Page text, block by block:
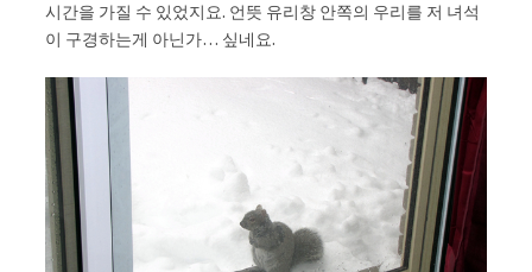
시간을 가질 수 있었지요. 언뜻 유리창 안쪽의 우리를 저 녀석
이 구경하는게 아닌가… 싶네요.